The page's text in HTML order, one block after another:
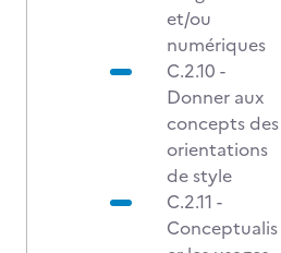
et/ou
numériques
C.2.10 -
Donner aux
concepts des
orientations
de style
C.2.11 -
Conceptualis